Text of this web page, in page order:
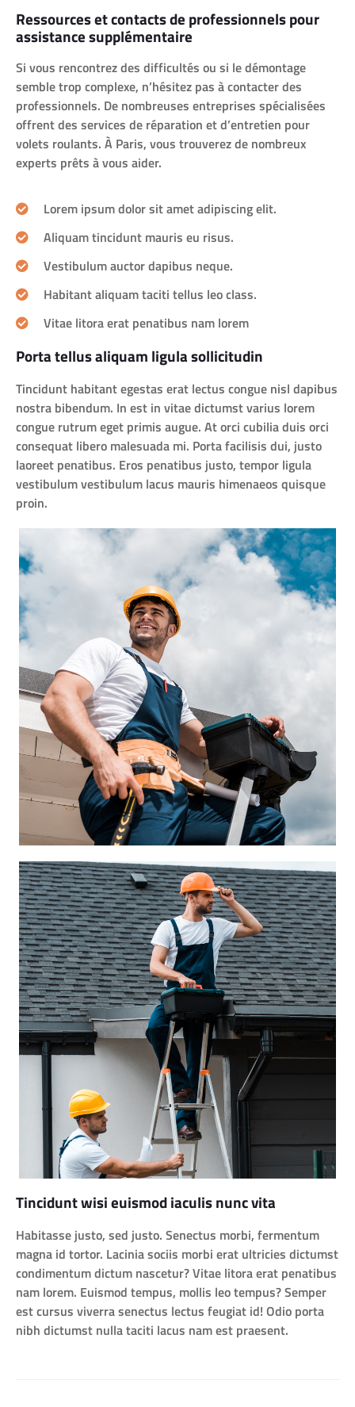
Ressources et contacts de professionnels pour
assistance supplémentaire
Si vous rencontrez des difficultés ou si le démontage
semble trop complexe, n’hésitez pas à contacter des
professionnels. De nombreuses entreprises spécialisées
offrent des services de réparation et d’entretien pour
volets roulants. À Paris, vous trouverez de nombreux
experts prêts à vous aider.
Lorem ipsum dolor sit amet adipiscing elit.
Aliquam tincidunt mauris eu risus.
Vestibulum auctor dapibus neque.
Habitant aliquam taciti tellus leo class.
Vitae litora erat penatibus nam lorem
Porta tellus aliquam ligula sollicitudin
Tincidunt habitant egestas erat lectus congue nisl dapibus
nostra bibendum. In est in vitae dictumst varius lorem
congue rutrum eget primis augue. At orci cubilia duis orci
consequat libero malesuada mi. Porta facilisis dui, justo
laoreet penatibus. Eros penatibus justo, tempor ligula
vestibulum vestibulum lacus mauris himenaeos quisque
proin.
Tincidunt wisi euismod iaculis nunc vita
Habitasse justo, sed justo. Senectus morbi, fermentum
magna id tortor. Lacinia sociis morbi erat ultricies dictumst
condimentum dictum nascetur? Vitae litora erat penatibus
nam lorem. Euismod tempus, mollis leo tempus? Semper
est cursus viverra senectus lectus feugiat id! Odio porta
nibh dictumst nulla taciti lacus nam est praesent.